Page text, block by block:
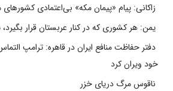
زاکانی: پیام «پیمان مکه» بی‌اعتمادی
یمن: هر کشوری که در کنار عربستان قرار
دفتر حفاظت منافع ایران در قاهره: ترامپ
خود ویران کرد
ناقوس مرگ دریای خزر